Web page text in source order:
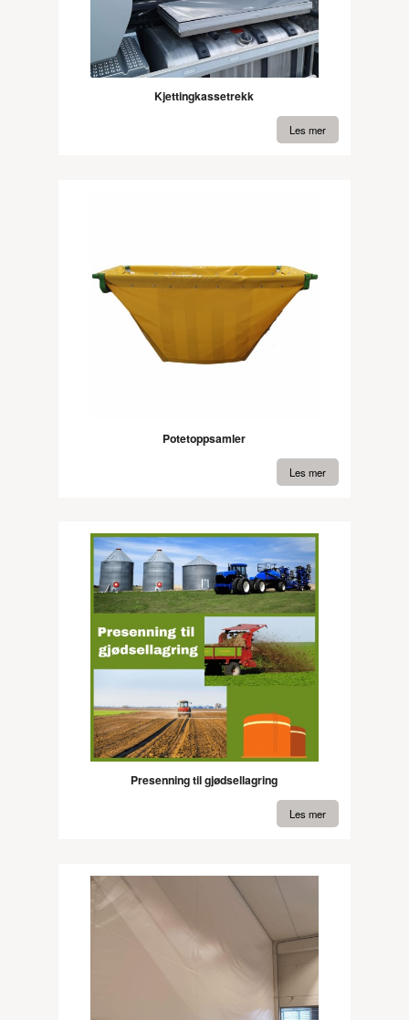
Kjettingkassetrekk
Les mer
Potetoppsamler
Les mer
Presenning til gjødsellagring
Les mer